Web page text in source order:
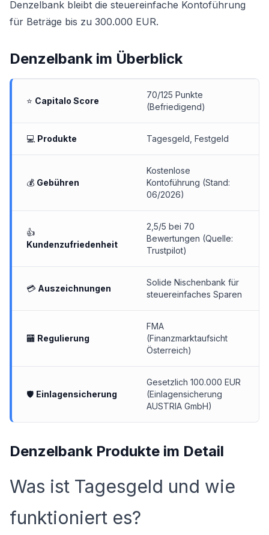
Denzelbank bleibt die steuereinfache Kontoführung
für Beträge bis zu 300.000 EUR.
Denzelbankim Überblick
⭐ Capitalo Score
70/125 Punkte
(Befriedigend)
💻 Produkte Tagesgeld Festgeld
💰 Gebühren
Kostenlose
Kontoführung (Stand:
06/2026)
👍
Kundenzufriedenheit
2,5/5 bei 70
Bewertungen (Quelle:
Trustpilot)
💳 Auszeichnungen
Solide Nischenbank für
steuereinfaches Sparen
🏧 Regulierung
FMA
(Finanzmarktaufsicht
Österreich)
🛡 Einlagensicherung
Gesetzlich 100.000 EUR
(Einlagensicherung
AUSTRIA GmbH)
Denzelbank Produkte im Detail
Was ist Tagesgeld und wie
funktioniert es?